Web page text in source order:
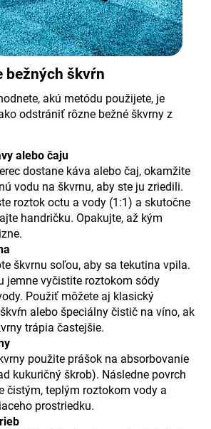
bežných škvŕn
akú metódu použijete, je
odstrániť rôzne bežné škvrny z
alebo čaju
dostane káva alebo čaj, okamžite
vodu na škvrnu, aby ste ju zriedili.
roztok octu a vody (1:1) a skutočne
handričku. Opakujte, až kým
škvrnu soľou, aby sa tekutina vpila.
jemne vyčistite roztokom sódy
Použiť môžete aj klasický
alebo špeciálny čistič na víno, ak
trápia častejšie.
použite prášok na absorbovanie
kukuričný škrob). Následne povrch
čistým, teplým roztokom vody a
prostriedku.